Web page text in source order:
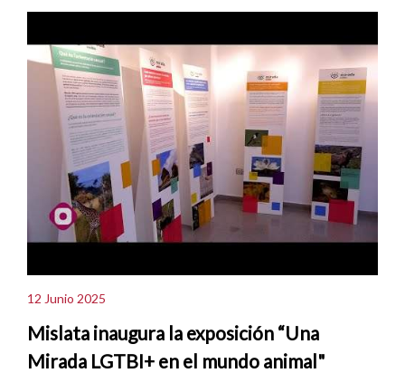
12 Junio 2025
Mislata inaugura la exposición “Una
Mirada LGTBI+ en el mundo animal"